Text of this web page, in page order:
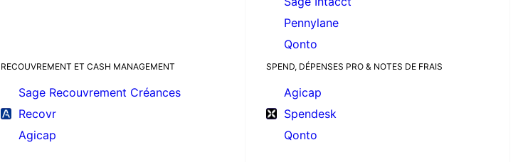
Pennylane
Qonto
RECOUVREMENT ET CASH MANAGEMENT
Sage Recouvrement Créances
Recovr
Agicap
SPEND, DÉPENSES PRO & NOTES DE FRAIS
Agicap
Spendesk
Qonto